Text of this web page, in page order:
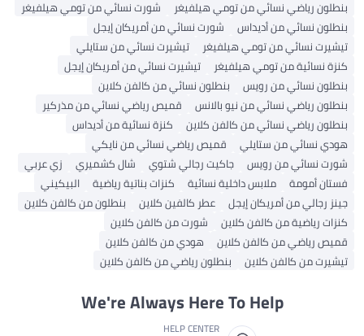
بنطلون رياضي نسائي من تومي هيلفيغر
شورت نسائي من تومي هيلفيغر
بنطلون نسائي من أديداس
شورت نسائي من أمريكان إيجل
تيشيرت نسائي من تومي هيلفيغر
تيشيرت نسائي من ستايلي
كنزة نسائية من تومي هيلفيغر
تيشيرت نسائي من أمريكان إيجل
بنطلون نسائي من رويس
بنطلون نسائي من كالفن كلاين
بنطلون رياضي نسائي من نيو بالانس
قميص رياضي نسائي من مذركير
بنطلون رياضي نسائي من كالفن كلاين
كنزة نسائية من أديداس
هودي نسائي من ستايلي
قميص رياضي نسائي من نايكي
شورت نسائي من رويس
جاكيت رجالي شتوي شال كشميري
زي عربي
فستان أمومة
ملابس داخلية نسائية كنزات بناتية رياضية
البيكيني
جينز رجالي من أمريكان إيجل
عطر كالفين كلاين
بنطلون من كالفن كلاين
كنزات رياضية من كالفن كلاين
شورت من كالفن كلاين
قميص رياضي من كالفن كلاين
هودي من كالفن كلاين
تيشيرت من كالفن كلاين
بنطلون رياضي من كالفن كلاين
We're Always Here To Help
HELP CENTER